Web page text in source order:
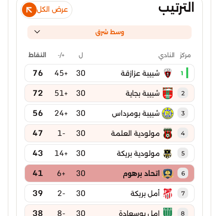
الترتيب عرض الكل
وسط شرق
مركز النادي ل +/- النقاط
1 شبيبة عزازقة 30
+45
76
2 شبيبة بجاية 30
+51
72
3 شبيبة بومرداس 30
+24
56
4 مولودية العلمة 30
-1
47
5 مولودية بريكة 30
+14
43
6 اتحاد برهوم 30
+6
41
7 أمل بريكة 30
-2
39
8 امل بوسعادة 30
-8
38